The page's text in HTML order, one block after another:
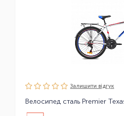
Залишити вiдгук
Велосипед сталь Premier